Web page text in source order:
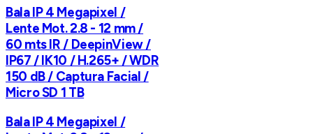
Bala IP 4 Megapixel /
Lente Mot. 2.8 - 12 mm /
60 mts IR / DeepinView /
IP67 / IK10 / H.265+ / WDR
150 dB / Captura Facial /
Micro SD 1 TB
Bala IP 4 Megapixel /